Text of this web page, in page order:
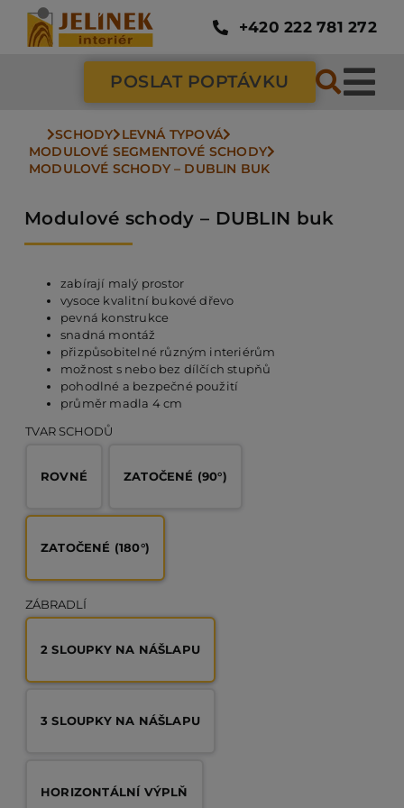
Přeskočit
obsah
+420 222 781 272
POSLAT POPTÁVKU
SCHODY LEVNÁ TYPOVÁ
MODULOVÉ SEGMENTOVÉ SCHODY
MODULOVÉ SCHODY – DUBLIN BUK
Modulové schody – DUBLIN buk
zabírají malý prostor
vysoce kvalitní bukové dřevo
pevná konstrukce
snadná montáž
přizpůsobitelné různým interiérům
možnost s nebo bez dílčích stupňů
pohodlné a bezpečné použití
průměr madla 4 cm
TVAR SCHODŮ
ROVNÉ ZATOČENÉ (90°)
ZATOČENÉ (180°)
ZÁBRADLÍ
2 SLOUPKY NA NÁŠLAPU
3 SLOUPKY NA NÁŠLAPU
HORIZONTÁLNÍ VÝPLŇ